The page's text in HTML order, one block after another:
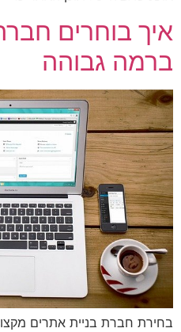
איך בוחרים
ברמה גבוהה
בחירת חברת בניית אתרים